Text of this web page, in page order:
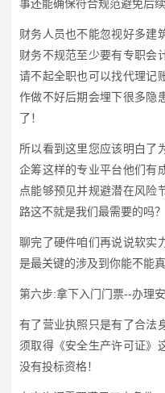
事还能确保符合规范避免后续
财务人员也不能忽视好多建
财务不规范至少要有专职会
请不起全职也可以找代理记
作做不好后期会埋下很多隐
了！
所以看到这里您应该明白了
企筹这样的专业平台他们有
点能够预见并规避潜在风险
路这不就是我们最需要的吗？
聊完了硬件咱们再说说软实
是最关键的涉及到你能不能真
第六步:拿下入门门票--办理
有了营业执照只是有了合法
须取得《安全生产许可证》
没有投标资格！